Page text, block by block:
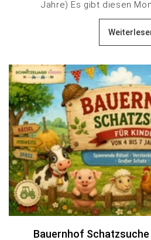
Jahre) Es gibt diesen
Bauernhof